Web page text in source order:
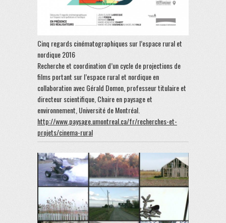
Cinq regards cinématographiques sur l’espace rural et
nordique 2016
Recherche et coordination d’un cycle de projections de
films portant sur l’espace rural et nordique en
collaboration avec Gérald Domon, professeur titulaire et
directeur scientifique, Chaire en paysage et
environnement, Université de Montréal.
http://www.paysage.umontreal.ca/fr/recherches-et-
projets/cinema-rural